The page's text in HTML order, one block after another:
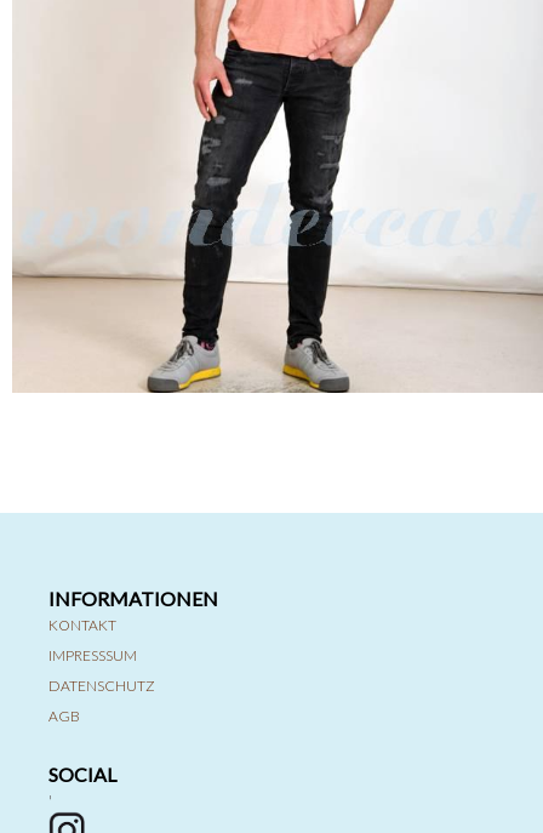
INFORMATIONEN
KONTAKT
IMPRESSSUM
DATENSCHUTZ
AGB
SOCIAL
'